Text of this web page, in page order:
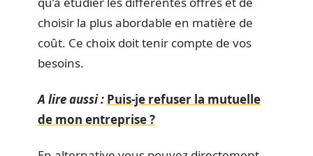
choisir la plus abordable en matière de
coût. Ce choix doit tenir compte de vos
besoins.
A lire aussi : Puis-je refuser la mutuelle
de mon entreprise ?